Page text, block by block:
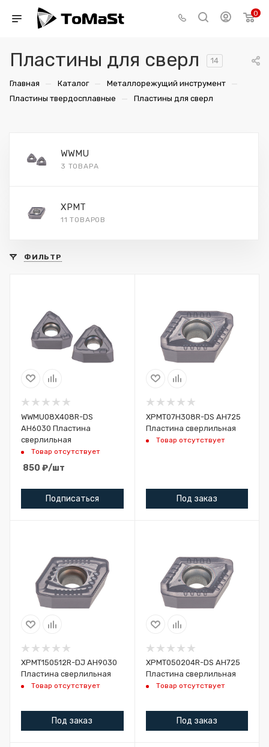
0
Пластины для сверл 14
Главная — Каталог — Металлорежущий инструмент —
Пластины твердосплавные — Пластины для сверл
WWMU
3 ТОВАРА
XPMT
11 ТОВАРОВ
ФИЛЬТР
WWMU08X408R-DS
AH6030 Пластина
сверлильная
Товар отсутствует
850 ₽/шт
Подписаться
XPMT07H308R-DS AH725
Пластина сверлильная
Товар отсутствует
Под заказ
XPMT150512R-DJ AH9030
Пластина сверлильная
Товар отсутствует
Под заказ
XPMT050204R-DS AH725
Пластина сверлильная
Товар отсутствует
Под заказ